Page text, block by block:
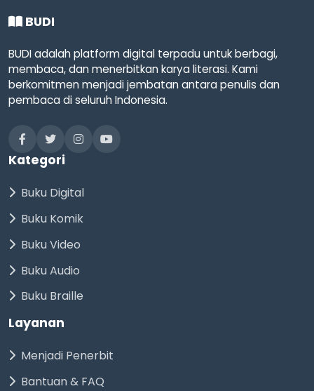
BUDI
BUDI adalah platform digital terpadu untuk berbagi,
membaca, dan menerbitkan karya literasi. Kami
berkomitmen menjadi jembatan antara penulis dan
pembaca di seluruh Indonesia.
Kategori
Buku Digital
Buku Komik
Buku Video
Buku Audio
Buku Braille
Layanan
Menjadi Penerbit
Bantuan & FAQ